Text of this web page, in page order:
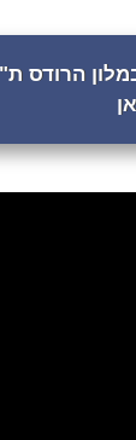
הרודס